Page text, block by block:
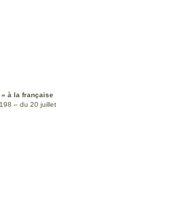
à la française
– du 20 juillet